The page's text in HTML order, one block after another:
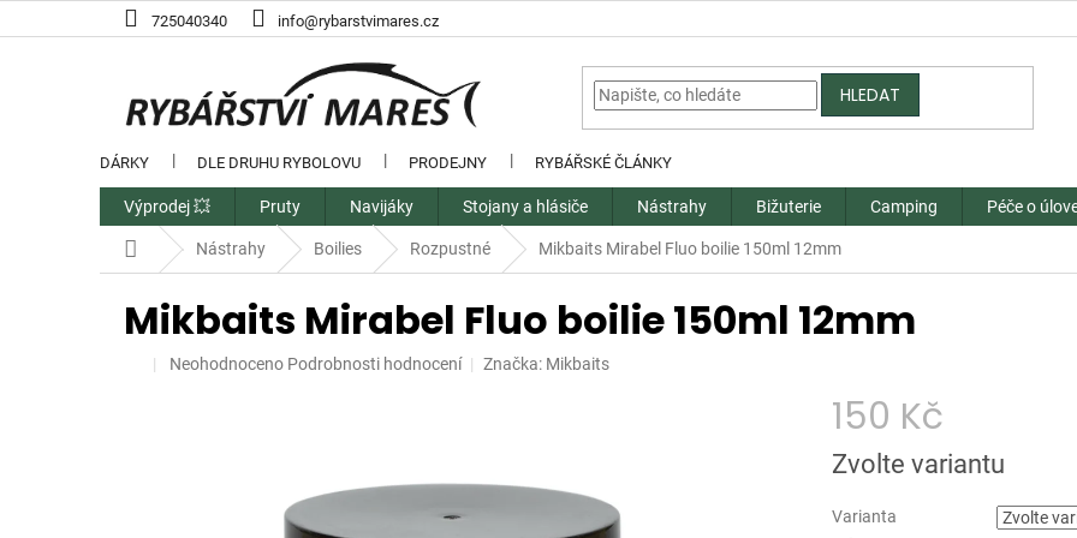
na
725040340 info@rybarstvimares.cz
DÁRKY DLE DRUHU RYBOLOVU PRODEJNY RYBÁŘSKÉ ČLÁNKY
HLEDAT
Výprodej 💥 Pruty Navijáky Stojany a hlásiče Nástrahy Bižuterie Camping Péče o
Domů Nástrahy Boilies Rozpustné Mikbaits Mirabel Fluo boilie 150ml 12mm
Mikbaits Mirabel Fluo boilie 150ml 12mm
Průměrné
Neohodnoceno Podrobnosti hodnocení Značka: Mikbaits
150 Kč
Měrná
cena:
Zvolte variantu
Varianta